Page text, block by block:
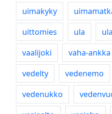
uimakyky
uittomies
ula
vaalijoki
vaha-ankka
vedelty
vedenemo
vedenukko